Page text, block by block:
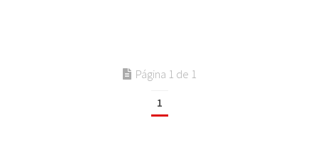
Página 1 de 1
1